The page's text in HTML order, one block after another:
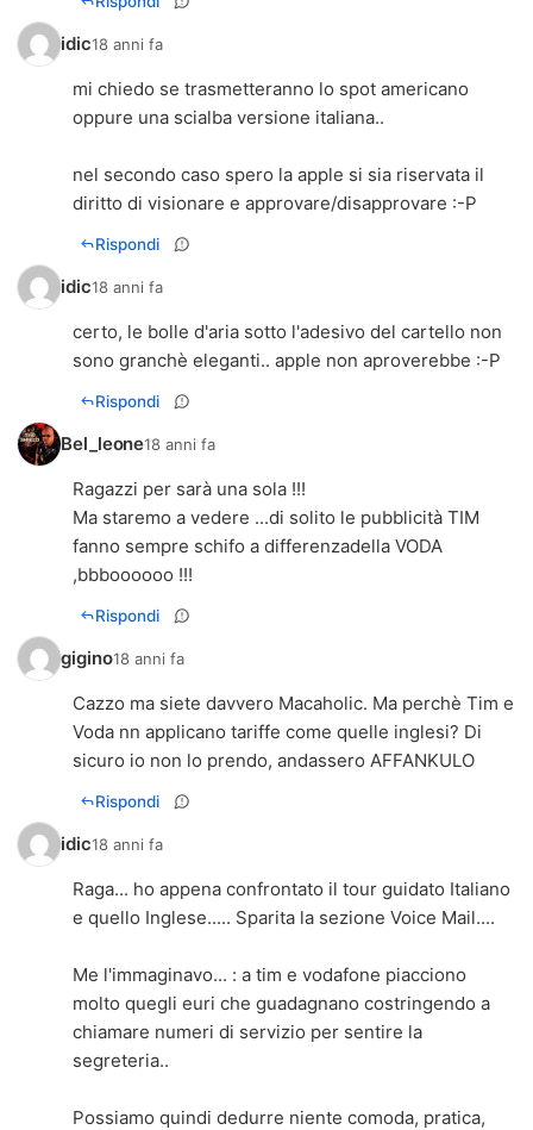
idic18 anni fa
mi chiedo se trasmetteranno lo spot americano
oppure una scialba versione italiana..
nel secondo caso spero la apple si sia riservata il
diritto di visionare e approvare/disapprovare :-P
Rispondi
idic18 anni fa
certo, le bolle d'aria sotto l'adesivo del cartello non
sono granchè eleganti.. apple non aproverebbe :-P
Rispondi
Bel_leone18 anni fa
Ragazzi per sarà una sola !!!
Ma staremo a vedere ...di solito le pubblicità TIM
fanno sempre schifo a differenzadella VODA
,bbboooooo !!!
Rispondi
gigino18 anni fa
Cazzo ma siete davvero Macaholic. Ma perchè Tim e
Voda nn applicano tariffe come quelle inglesi? Di
sicuro io non lo prendo, andassero AFFANKULO
Rispondi
idic18 anni fa
Raga... ho appena confrontato il tour guidato Italiano
e quello Inglese..... Sparita la sezione Voice Mail....
Me l'immaginavo... : a tim e vodafone piacciono
molto quegli euri che guadagnano costringendo a
chiamare numeri di servizio per sentire la
segreteria..
Possiamo quindi dedurre niente comoda, pratica,